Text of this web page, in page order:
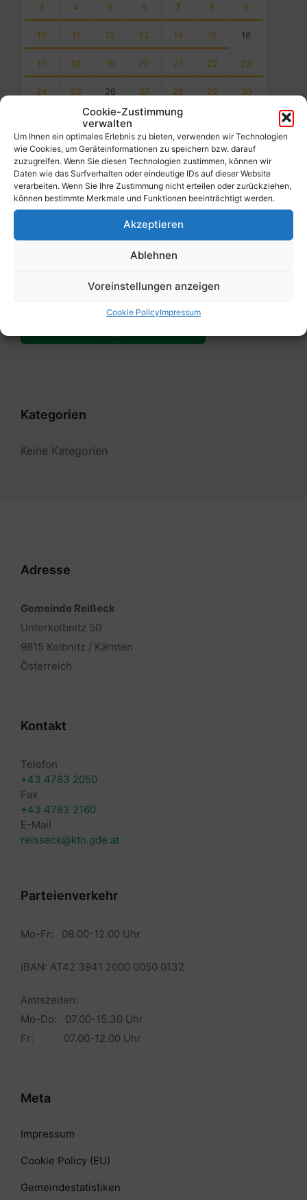
Cookie-Zustimmung
verwalten
Um Ihnen ein optimales Erlebnis zu bieten, verwenden wir Technologien
wie Cookies, um Geräteinformationen zu speichern bzw. darauf
zuzugreifen. Wenn Sie diesen Technologien zustimmen, können wir
Daten wie das Surfverhalten oder eindeutige IDs auf dieser Website
verarbeiten. Wenn Sie Ihre Zustimmung nicht erteilen oder zurückziehen,
können bestimmte Merkmale und Funktionen beeinträchtigt werden.
Akzeptieren
Ablehnen
Voreinstellungen anzeigen
Cookie PolicyImpressum
3 4 5 6 7 8 9
10 11 12 13 14 15 16
17 18 19 20 21 22 23
24 25 26 27 28 29 30
2 4
Back
to
calendar
days
Filter
Filter
Kategorien
Keine Kategorien
Adresse
Gemeinde Reißeck
Unterkolbnitz 50
9815 Kolbnitz / Kärnten
Österreich
Kontakt
Telefon
+43 4783 2050
Fax
+43 4783 2160
E-Mail
reisseck@ktn.gde.at
Parteienverkehr
Mo-Fr: 08.00-12.00 Uhr
IBAN: AT42 3941 2000 0050 0132
Amtszeiten:
Mo-Do: 07.00-15.30 Uhr
Fr: 07.00-12.00 Uhr
Meta
Impressum
Cookie Policy (EU)
Gemeindestatistiken